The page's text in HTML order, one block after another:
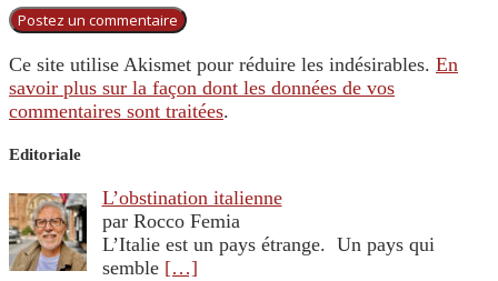
Ce site utilise Akismet pour réduire les indésirables. En
savoir plus sur la façon dont les données de vos
commentaires sont traitées.
Editoriale
L’obstination italienne
par Rocco Femia
L’Italie est un pays étrange. Un pays qui
semble […]